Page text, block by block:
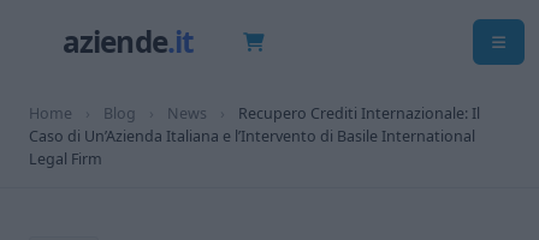
Home › Blog › News ›
Recupero Crediti Internazionale: Il
Caso di Un’Azienda Italiana e l’Intervento di Basile International
Legal Firm